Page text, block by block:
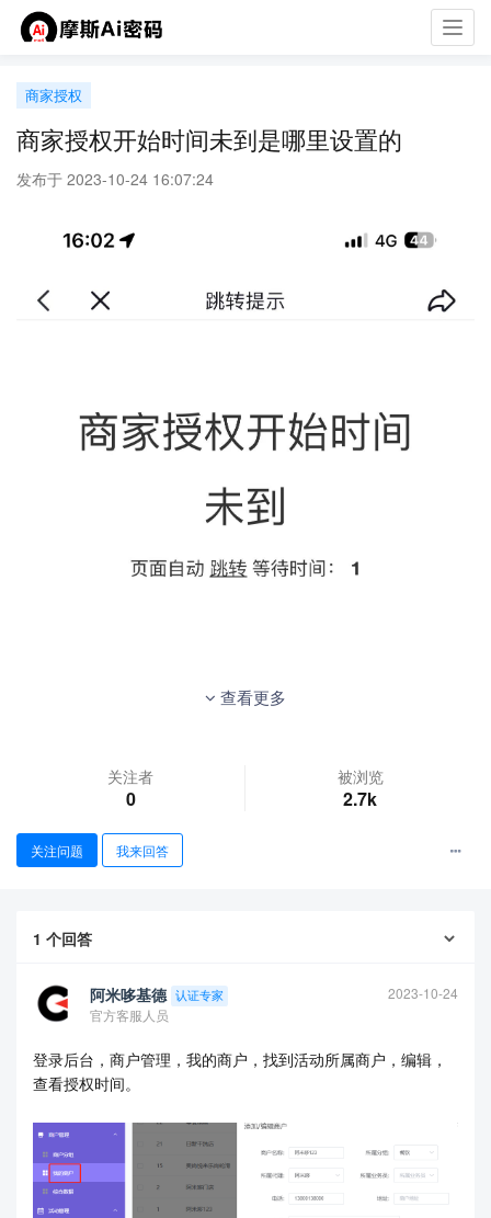
商家授权
商家授权开始时间未到是哪里设置的
发布于 2023-10-24 16:07:24
查看更多
关注者
0
被浏览
2.7k
关注问题 我来回答
1 个回答
阿米哆基德 认证专家
2023-10-24
官方客服人员
登录后台，商户管理，我的商户，找到活动所属商户，编辑，
查看授权时间。